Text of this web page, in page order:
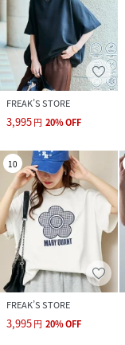
FREAK’S STORE
3,995円 20%OFF
10
FREAK’S STORE
3,995円 20%OFF